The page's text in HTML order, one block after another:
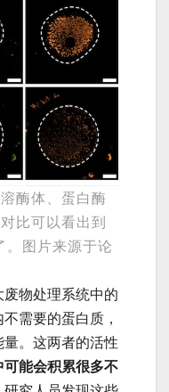
酶体、蛋白酶
比可以看出到
。图片来源于论
物处理系统中的
需要的蛋白质，
。这两者的活性
可能会积累很多不